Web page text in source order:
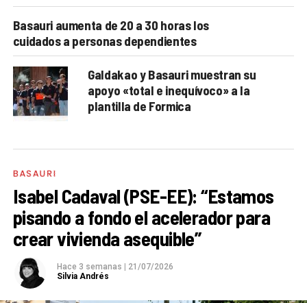
Basauri aumenta de 20 a 30 horas los
cuidados a personas dependientes
Galdakao y Basauri muestran su
apoyo «total e inequívoco» a la
plantilla de Formica
BASAURI
Isabel Cadaval (PSE-EE): “Estamos
pisando a fondo el acelerador para
crear vivienda asequible”
Hace 3 semanas
21/07/2026
Silvia Andrés